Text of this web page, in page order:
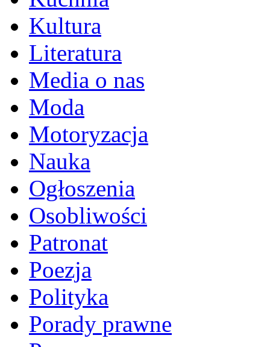
Kultura
Literatura
Media o nas
Moda
Motoryzacja
Nauka
Ogłoszenia
Osobliwości
Patronat
Poezja
Polityka
Porady prawne